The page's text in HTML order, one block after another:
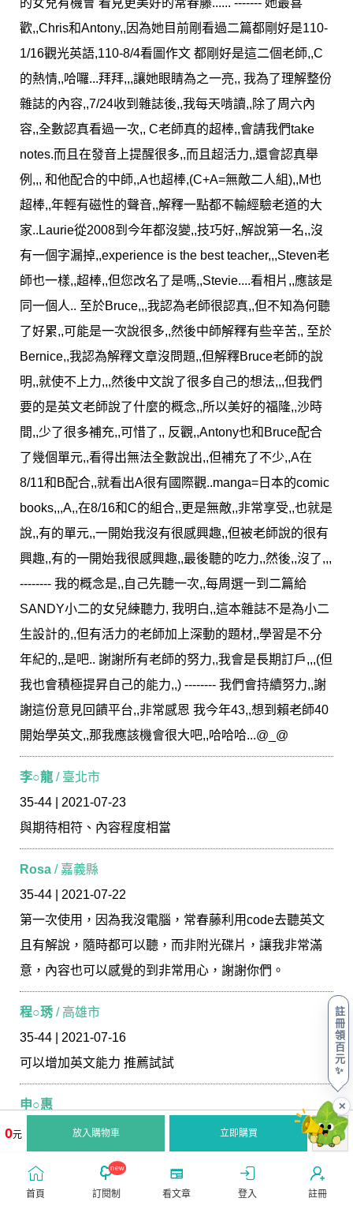
註
冊
領
百
元
✨
✕
首頁
new
訂閱制 看文章 登入 註冊
0元 放入購物車 立即購買
歡,,Chris和Antony,,因為她目前剛看過二篇都剛好是110-
1/16觀光英語,110-8/4看圖作文 都剛好是這二個老師,,C
的熱情,,哈囉...拜拜,,,讓她眼睛為之一亮,, 我為了理解整份
雜誌的內容,,7/24收到雜誌後,,我每天啃讀,,除了周六內
容,,全數認真看過一次,, C老師真的超棒,,會請我們take
notes.而且在發音上提醒很多,,而且超活力,,還會認真舉
例,,, 和他配合的中師,,A也超棒,(C+A=無敵二人組),,M也
超棒,,年輕有磁性的聲音,,解釋一點都不輸經驗老道的大
家..Laurie從2008到今年都沒變,,技巧好,,解說第一名,,沒
有一個字漏掉,,experience is the best teacher,,,Steven老
師也一樣,,超棒,,但您改名了是嗎,,Stevie....看相片,,應該是
同一個人.. 至於Bruce,,,我認為老師很認真,,但不知為何聽
了好累,,可能是一次說很多,,然後中師解釋有些辛苦,, 至於
Bernice,,我認為解釋文章沒問題,,但解釋Bruce老師的說
明,,就使不上力,,,然後中文說了很多自己的想法,,,但我們
要的是英文老師說了什麼的概念,,所以美好的福隆,,沙時
間,,少了很多補充,,可惜了,, 反觀,,Antony也和Bruce配合
了幾個單元,,看得出無法全數說出,,但補充了不少,,A在
8/11和B配合,,就看出A很有國際觀..manga=日本的comic
books,,,A,,在8/16和C的組合,,更是無敵,,非常享受,,也就是
說,,有的單元,,一開始我沒有很感興趣,,但被老師說的很有
興趣,,有的一開始我很感興趣,,最後聽的吃力,,然後,,沒了,,,
-------- 我的概念是,,自己先聽一次,,每周選一到二篇給
SANDY小二的女兒練聽力, 我明白,,這本雜誌不是為小二
生設計的,,但有活力的老師加上深動的題材,,學習是不分
年紀的,,是吧.. 謝謝所有老師的努力,,我會是長期訂戶,,,(但
我也會積極提昇自己的能力,,) -------- 我們會持續努力,,謝
謝這份意見回饋平台,,非常感恩 我今年43,,想到賴老師40
開始學英文,,那我應該機會很大吧,,哈哈哈...@_@
李○龍 / 臺北市
35-44 | 2021-07-23
與期待相符、內容程度相當
Rosa / 嘉義縣
35-44 | 2021-07-22
第一次使用，因為我沒電腦，常春藤利用code去聽英文
且有解說，隨時都可以聽，而非附光碟片，讓我非常滿
意，內容也可以感覺的到非常用心，謝謝你們。
程○琇 / 高雄市
35-44 | 2021-07-16
可以增加英文能力 推薦試試
申○惠
35-44 | 2020-12-15
可以加一些覌光用語
潘○